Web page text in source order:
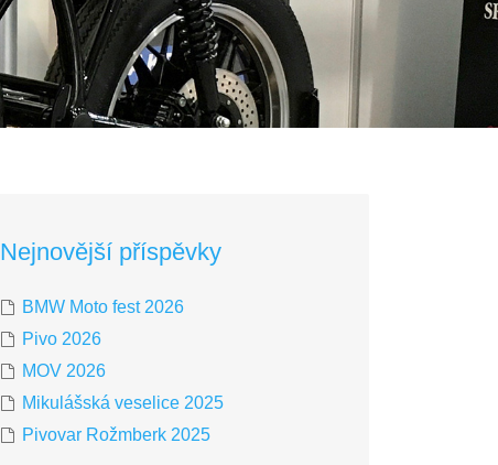
Nejnovější příspěvky
BMW Moto fest 2026
Pivo 2026
MOV 2026
Mikulášská veselice 2025
Pivovar Rožmberk 2025